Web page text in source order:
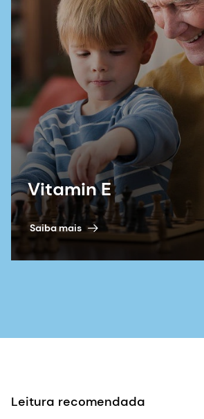
7. Vilar-Gomez, E. et al. Vitamin
Transplant-Free Survival and
Decompensation Among
Nonalcoholic Steatohepatitis
Fibrosis (A vitamina E melhora a
de transplante e a
entre pacientes com
alcoólica e fibrose avançada).
495-509 (2020).
8. Sanyal, A. J. et al. Pioglitazona,
placebo para esteatohepatite
adolescentes: o estudo
Vitamin E
Saiba mais
Leitura recomendada